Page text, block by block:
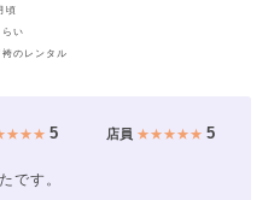
頃
い
のレンタル
5 店員 ★★★★★5
です。